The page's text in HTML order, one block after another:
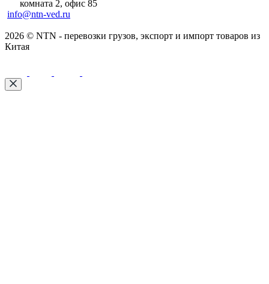
комната 2, офис 85
info@ntn-ved.ru
2026 © NTN - перевозки грузов, экспорт и импорт товаров из
Китая